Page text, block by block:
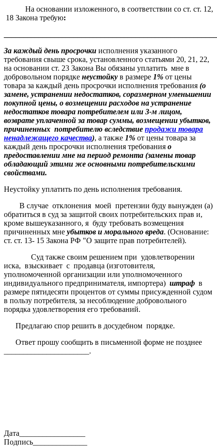
На основании изложенного, в соответствии со ст. ст. 12,
18 Закона требую:
За каждый день просрочки исполнения указанного
требования свыше срока, установленного статьями 20, 21, 22,
на основании ст. 23 Закона Вы обязаны уплатить мне в
добровольном порядке неустойку в размере 1% от цены
товара за каждый день просрочки исполнения требования (о
замене, устранении недостатков, соразмерном уменьшении
покупной цены, о возмещении расходов на устранение
недостатков товара потребителем или 3-м лицом,
возврате уплаченной за товар суммы, возмещении убытков,
причиненных потребителю вследствие продажи товара
ненадлежащего качества), а также 1% от цены товара за
каждый день просрочки исполнения требования о
предоставлении мне на период ремонта (замены товар
обладающий этими же основными потребительскими
свойствами.
Неустойку уплатить по день исполнения требования.
В случае отклонения моей претензии буду вынужден (а)
обратиться в суд за защитой своих потребительских прав и,
кроме вышеуказанного, я буду требовать возмещения
причиненных мне убытков и морального вреда. (Основание:
ст. ст. 13- 15 Закона РФ "О защите прав потребителей).
Суд также своим решением при удовлетворении
иска, взыскивает с продавца (изготовителя,
уполномоченной организации или уполномоченного
индивидуального предпринимателя, импортера) штраф в
размере пятидесяти процентов от суммы присужденной судом
в пользу потребителя, за несоблюдение добровольного
порядка удовлетворения его требований.
Предлагаю спор решить в досудебном порядке.
Ответ прошу сообщить в письменной форме не позднее
______________________.
Дата_________________
Подпись______________